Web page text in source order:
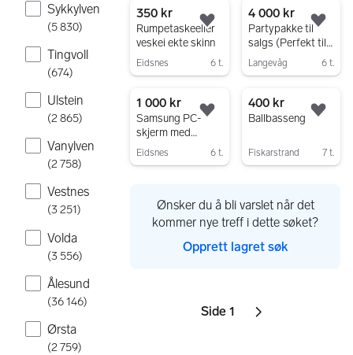
Sykkylven
(5 830)
Tingvoll
(674)
Ulstein
(2 865)
Vanylven
(2 758)
Vestnes
(3 251)
Volda
(3 556)
Ålesund
(36 146)
Ørsta
(2 759)
350 kr
Rumpetaskeeller
veskei ekte skinn
Eidsnes 6 t.
Legg til som favoritt.
4 000 kr
Partypakke til
salgs (Perfekt til
fest)
Langevåg 6 t.
1 000 kr
Samsung PC-
skjerm med
tastatur
Eidsnes 6 t.
Legg til som favoritt.
400 kr
Ballbasseng
Fiskarstrand 7 t.
Ønsker du å bli varslet når det
kommer nye treff i dette søket?
Opprett lagret søk
Sider
Side 1 Neste side
ikon